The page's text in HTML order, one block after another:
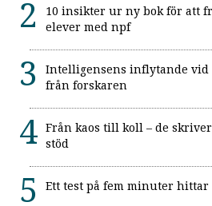
10 insikter ur ny bok för att
elever med npf
Intelligensens inflytande vid
från forskaren
Från kaos till koll – de
stöd
Ett test på fem minuter hittar